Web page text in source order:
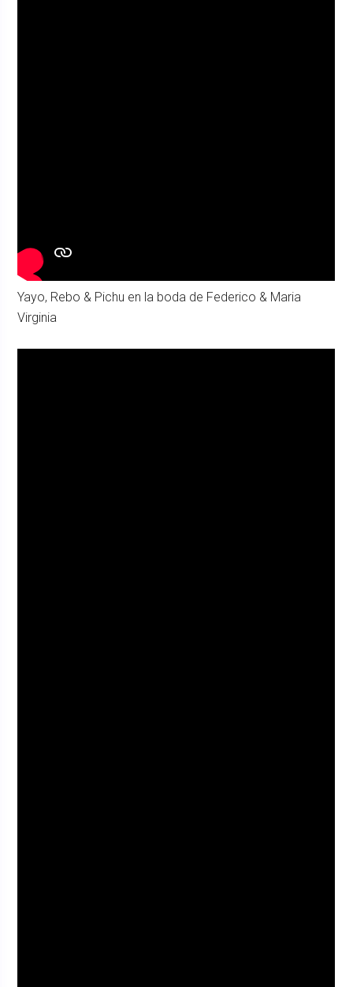
Yayo, Rebo & Pichu en la boda de Federico & Maria
Virginia